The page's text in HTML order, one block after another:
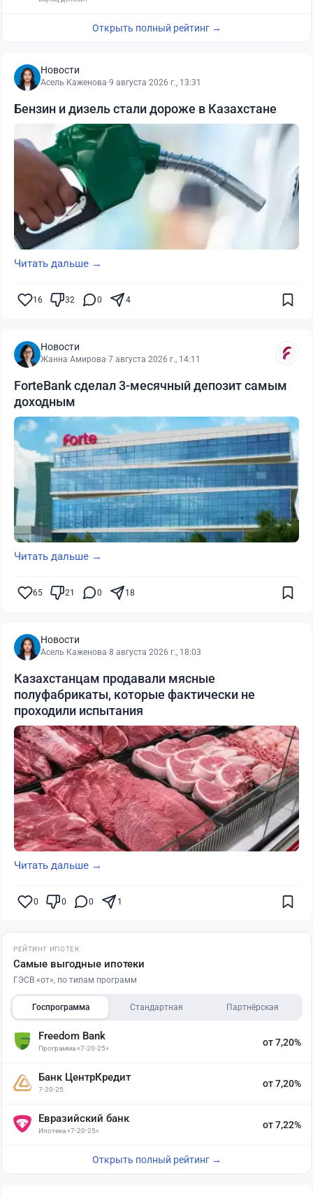
Открыть полный рейтинг →
Новости
Асель Каженова·9 августа 2026 г., 13:31
Бензин и дизель стали дороже в Казахстане
Читать дальше →
16 32 0 4
Новости
Жанна Амирова·7 августа 2026 г., 14:11
ForteBank сделал 3-месячный депозит самым
доходным
Читать дальше →
65 21 0 18
Новости
Асель Каженова·8 августа 2026 г., 18:03
Казахстанцам продавали мясные
полуфабрикаты, которые фактически не
проходили испытания
Читать дальше →
0 0 0 1
РЕЙТИНГ ИПОТЕК
Самые выгодные ипотеки
ГЭСВ «от», по типам программ
Госпрограмма Стандартная Партнёрская
Freedom Bank
Программа «7-20-25»
от 7,20%
Банк ЦентрКредит
7-20-25
от 7,20%
Евразийский банк
Ипотека «7-20-25»
от 7,22%
Открыть полный рейтинг →